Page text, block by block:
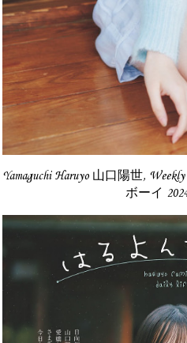
Yamaguchi Haruyo 山口陽世,
ボーイ